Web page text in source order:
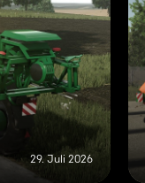
29. Juli 2026